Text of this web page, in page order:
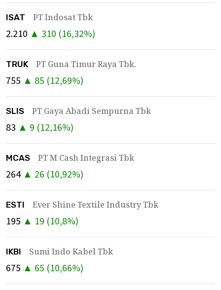
ISAT PT Indosat Tbk
2.210 ▲ 310 (16,32%)
TRUK PT Guna Timur Raya Tbk.
755 ▲ 85 (12,69%)
SLIS PT Gaya Abadi Sempurna Tbk
83 ▲ 9 (12,16%)
MCAS PT M Cash Integrasi Tbk
264 ▲ 26 (10,92%)
ESTI Ever Shine Textile Industry Tbk
195 ▲ 19 (10,8%)
IKBI Sumi Indo Kabel Tbk
675 ▲ 65 (10,66%)